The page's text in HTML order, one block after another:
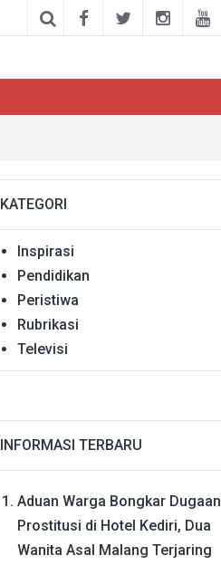
KATEGORI
Inspirasi
Pendidikan
Peristiwa
Rubrikasi
Televisi
INFORMASI TERBARU
Aduan Warga Bongkar Dugaan
Prostitusi di Hotel Kediri, Dua
Wanita Asal Malang Terjaring